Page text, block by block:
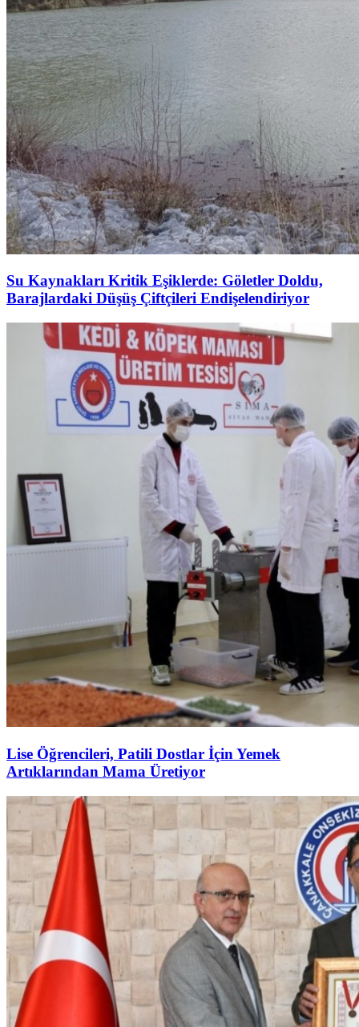
Su Kaynakları Kritik Eşiklerde: Göletler Doldu,
Barajlardaki Düşüş Çiftçileri Endişelendiriyor
Lise Öğrencileri, Patili Dostlar İçin Yemek
Artıklarından Mama Üretiyor